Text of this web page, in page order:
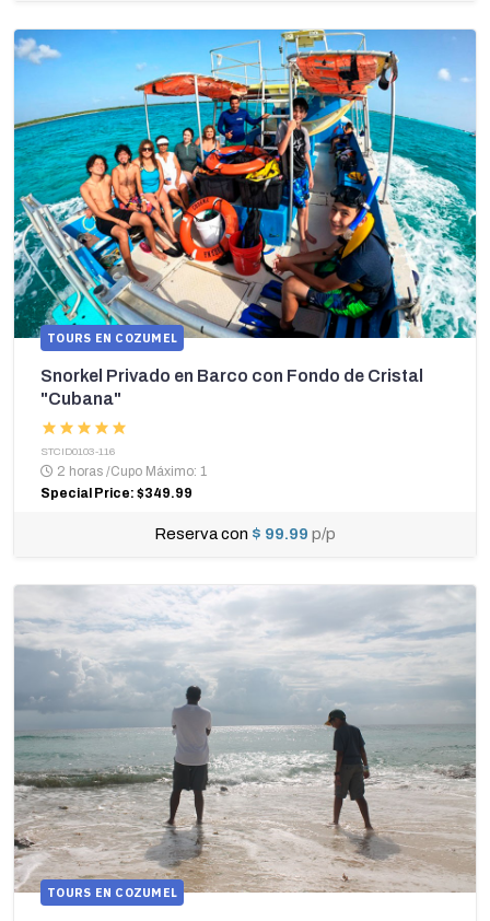
TOURS EN COZUMEL
Snorkel Privado en Barco con Fondo de Cristal
"Cubana"
STCID0103-116
2 horas /Cupo Máximo: 1
Special Price: $349.99
Reserva con $ 99.99 p/p
TOURS EN COZUMEL